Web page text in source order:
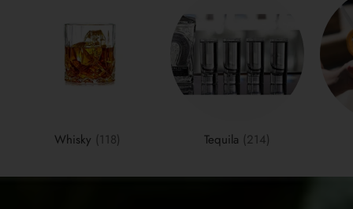
Whisky (118) Tequila (214)